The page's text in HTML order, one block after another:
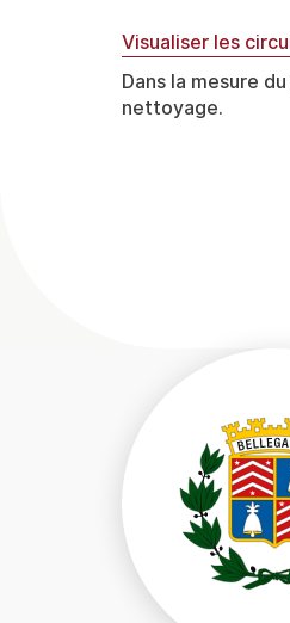
Visualiser les
Dans la mesure
nettoyage.